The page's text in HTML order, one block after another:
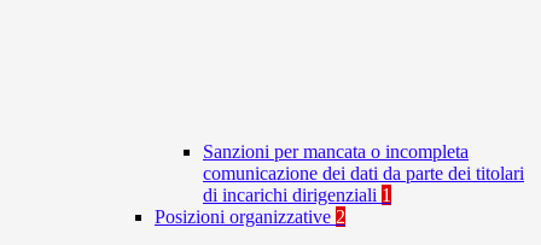
Sanzioni per mancata o incompleta
comunicazione dei dati da parte dei titolari
di incarichi dirigenziali 1
Posizioni organizzative 2